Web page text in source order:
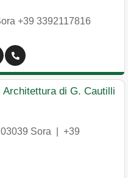
+39 3392117816
Architettura di G. Cautilli
03039 Sora
+39